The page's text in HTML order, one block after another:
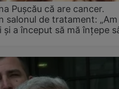
Pușcău că are cancer.
salonul de tratament:
a început să mă înțepe